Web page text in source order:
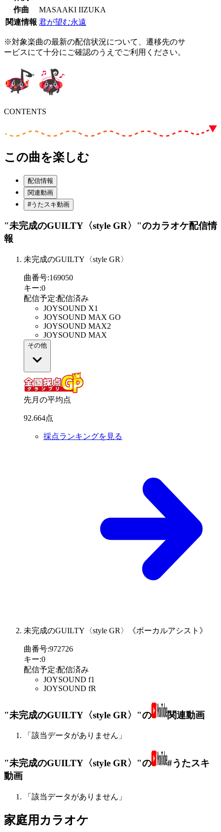
作曲
MASAAKI IIZUKA
関連情報 君が望む永遠
※対象楽曲の最新の配信状況について、遷移先のサ
ービスにて十分にご確認のうえでご利用ください。
CONTENTS
この曲を楽しむ
配信情報
関連動画
#うたスキ動画
"未完成のGUILTY〈style GR〉"のカラオケ配信情
報
未完成のGUILTY〈style GR〉
曲番号:169050
キー:0
配信予定:配信済み
JOYSOUND X1
JOYSOUND MAX GO
JOYSOUND MAX2
JOYSOUND MAX
その他
先月の平均点
92.664点
採点ランキングを見る
未完成のGUILTY〈style GR〉《ボーカルアシスト》
曲番号:972726
キー:0
配信予定:配信済み
JOYSOUND f1
JOYSOUND fR
"未完成のGUILTY〈style GR〉"の 関連動画
「該当データがありません」
"未完成のGUILTY〈style GR〉"の
#うたスキ
動画
「該当データがありません」
家庭用カラオケ